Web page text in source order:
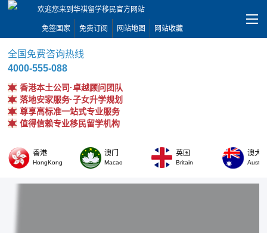
欢迎您来到华祺留学移民官方网站
免签国家 免费订阅 网站地图 网站收藏
全国免费咨询热线
4000-555-088
香港本土公司·卓越顾问团队
落地安家服务·子女升学规划
尊享高标准一站式专业服务
值得信赖专业移民留学机构
香港
HongKong
澳门
Macao
英国
Britain
澳大